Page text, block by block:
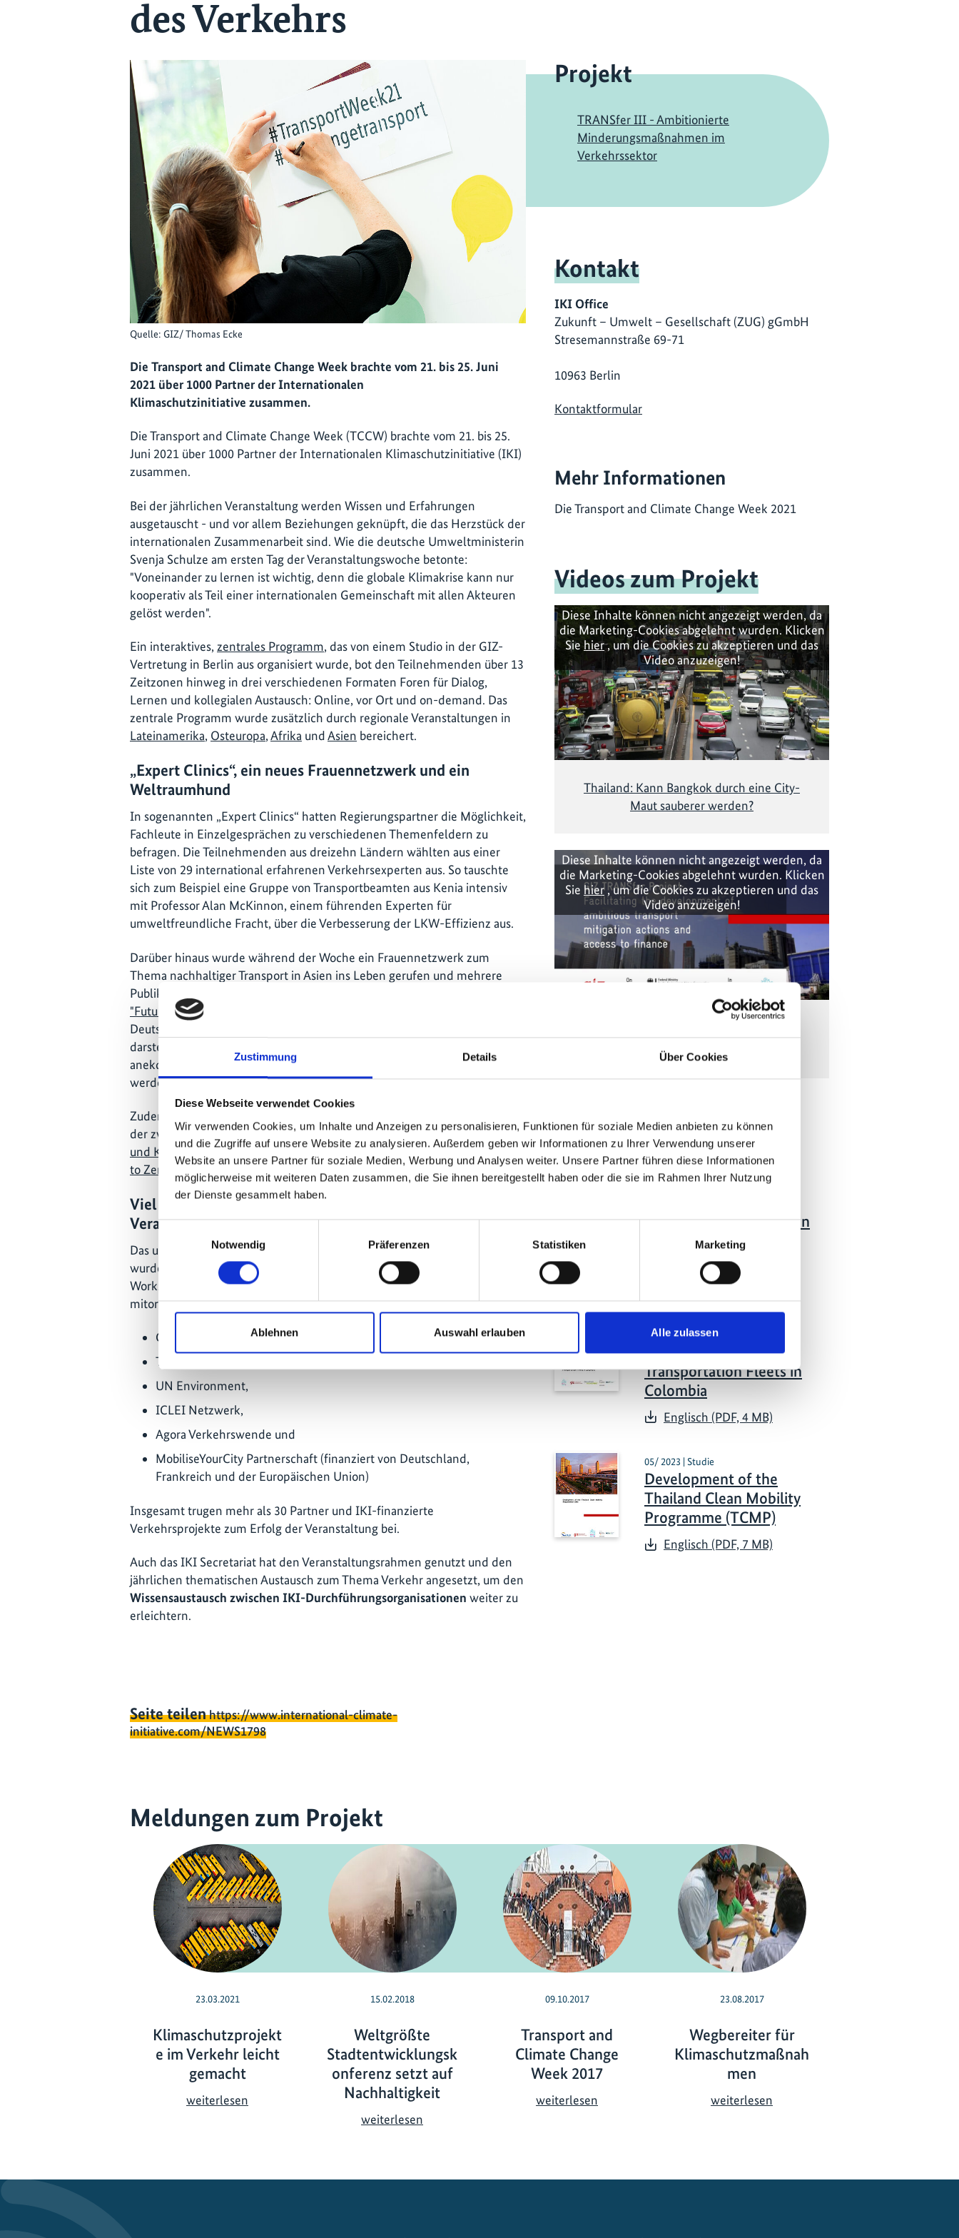
Zustimmung Details Über Cookies
Diese Webseite verwendet Cookies
Wir verwenden Cookies, um Inhalte und Anzeigen zu personalisieren, Funktionen für soziale Medien anbieten zu können
und die Zugriffe auf unsere Website zu analysieren. Außerdem geben wir Informationen zu Ihrer Verwendung unserer
Website an unsere Partner für soziale Medien, Werbung und Analysen weiter. Unsere Partner führen diese Informationen
möglicherweise mit weiteren Daten zusammen, die Sie ihnen bereitgestellt haben oder die sie im Rahmen Ihrer Nutzung
der Dienste gesammelt haben.
Einwilligungsauswahl
Notwendig
Präferenzen Statistiken Marketing
Ablehnen Auswahl erlauben Alle zulassen
des Verkehrs
Quelle: GIZ/ Thomas Ecke
Die Transport and Climate Change Week brachte vom 21. bis 25. Juni
2021 über 1000 Partner der Internationalen
Klimaschutzinitiative zusammen.
Die Transport and Climate Change Week (TCCW) brachte vom 21. bis 25.
Juni 2021 über 1000 Partner der Internationalen Klimaschutzinitiative (IKI)
zusammen.
Bei der jährlichen Veranstaltung werden Wissen und Erfahrungen
ausgetauscht - und vor allem Beziehungen geknüpft, die das Herzstück der
internationalen Zusammenarbeit sind. Wie die deutsche Umweltministerin
Svenja Schulze am ersten Tag der Veranstaltungswoche betonte:
"Voneinander zu lernen ist wichtig, denn die globale Klimakrise kann nur
kooperativ als Teil einer internationalen Gemeinschaft mit allen Akteuren
gelöst werden".
Ein interaktives, zentrales Programm, das von einem Studio in der GIZ-
Vertretung in Berlin aus organisiert wurde, bot den Teilnehmenden über 13
Zeitzonen hinweg in drei verschiedenen Formaten Foren für Dialog,
Lernen und kollegialen Austausch: Online, vor Ort und on-demand. Das
zentrale Programm wurde zusätzlich durch regionale Veranstaltungen in
Lateinamerika, Osteuropa,Afrika undAsien bereichert.
„Expert Clinics“, ein neues Frauennetzwerk und ein
Weltraumhund
In sogenannten „Expert Clinics“ hatten Regierungspartner die Möglichkeit,
Fachleute in Einzelgesprächen zu verschiedenen Themenfeldern zu
befragen. Die Teilnehmenden aus dreizehn Ländern wählten aus einer
Liste von 29 international erfahrenen Verkehrsexperten aus. So tauschte
sich zum Beispiel eine Gruppe von Transportbeamten aus Kenia intensiv
mit Professor Alan McKinnon, einem führenden Experten für
umweltfreundliche Fracht, über die Verbesserung der LKW-Effizienz aus.
Darüber hinaus wurde während der Woche ein Frauennetzwerk zum
Thema nachhaltiger Transport in Asien ins Leben gerufen und mehrere
Publikationen veröffentlicht. Ein Highlight war der infografischer Roman
"Future Ahoy!", der die Entwicklung des nachhaltigen Verkehrs in
Deutschland durch die Augen von Rudi, dem Weltraumhund, visuell
darstellt. So sollen politische Entwicklungen durch Geschichten und
anekdotischen Diskussionen einem breiteren Publikum näher gebracht
werden.
Zudem wurden ein neues
der zweite globaleStatusbericht der SLOCAT-Partnerschaft zu Transport
und Klimawandelund das EBRD-PolitikpapierGoing Electric - A Pathway
to Zero Emission Buses erstmals einem globalen Publikum vorgestellt.
Viel Engagement für eine erfolgreiche
Veranstaltungswoche
Das umfangreiche Programm der Transport and Climate Change Week
wurde durch viele Beiträge von engagierten Partnern bereichert.
Workshops wurden beispielsweise von den folgenden Akteuren
mitorganisiert:
GIZ Changing Transport Team,
Transformative Urban Mobility Initiative (finanziert vom BMZ),
UN Environment,
ICLEI Netzwerk,
Agora Verkehrswende und
MobiliseYourCity Partnerschaft (finanziert von Deutschland,
Frankreich und der Europäischen Union)
Insgesamt trugen mehr als 30 Partner und IKI-finanzierte
Verkehrsprojekte zum Erfolg der Veranstaltung bei.
Auch das IKI Secretariat hat den Veranstaltungsrahmen genutzt und den
jährlichen thematischen Austausch zum Thema Verkehr angesetzt, um den
Wissensaustausch zwischen IKI-Durchführungsorganisationen weiter zu
erleichtern.
Seite teilenhttps://www.international-climate-
initiative.com/NEWS1798
Projekt
TRANSfer III - Ambitionierte
Minderungsmaßnahmen im
Verkehrssektor
Kontakt
IKI Office
Zukunft – Umwelt – Gesellschaft (ZUG) gGmbH
Stresemannstraße 69-71
10963 Berlin
Kontaktformular
Mehr Informationen
Die Transport and Climate Change Week 2021
Videos zum Projekt
Diese Inhalte können nicht angezeigt werden, da
die Marketing-Cookies abgelehnt wurden. Klicken
Siehier, um die Cookies zu akzeptieren und das
Video anzuzeigen!
Thailand: Kann Bangkok durch eine City-
Maut sauberer werden?
Diese Inhalte können nicht angezeigt werden, da
die Marketing-Cookies abgelehnt wurden. Klicken
Sie hier, um die Cookies zu akzeptieren und das
Video anzuzeigen!
Transport Actions
Publikationen zum
Projekt
Public Bus Electrification
Englisch (PDF, 5 MB)
05/ 2023 | Studie
Promoting the
Electrification of Public
Transportation Fleets in
Colombia
Englisch (PDF, 4 MB)
05/ 2023 | Studie
Development of the
Thailand Clean Mobility
Programme (TCMP)
Englisch (PDF, 7 MB)
Meldungen zum Projekt
23.03.2021
Klimaschutzprojekt
e im Verkehr leicht
gemacht
weiterlesen
15.02.2018
Weltgrößte
Stadtentwicklungsk
onferenz setzt auf
Nachhaltigkeit
weiterlesen
09.10.2017
Transport and
Climate Change
Week 2017
weiterlesen
23.08.2017
Wegbereiter für
Klimaschutzmaßnah
men
weiterlesen